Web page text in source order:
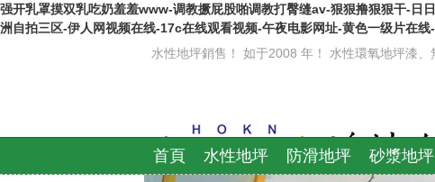
强开乳罩摸双乳吃奶羞羞www-调教撅屁股啪调教打臀缝av-狠狠撸狠狠干-日
洲自拍三区-伊人网视频在线-17c在线观看视频-午夜电影网址-黄色一级片在线
水性地坪銷售！ 如于2008 年！ 水性環氧地坪漆
首頁 水性地坪 防滑地坪 砂漿地坪